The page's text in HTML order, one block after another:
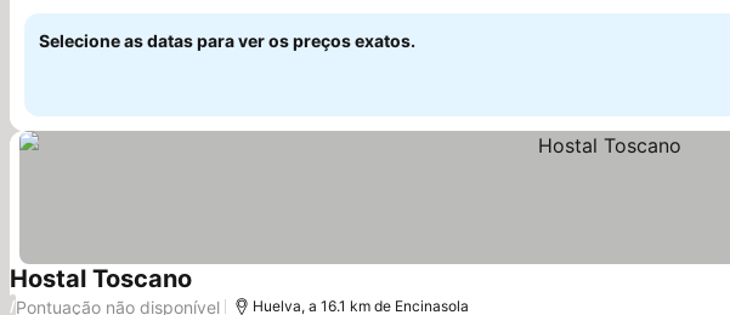
Selecione as datas para ver os preços exatos.
Hostal Toscano Ver preços
/Pontuação não disponível Huelva, a 16.1 km de Encinasola